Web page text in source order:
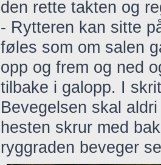
den rette takten og
- Rytteren kan sitte
føles som om salen
opp og frem og ned
tilbake i galopp. I
Bevegelsen skal
hesten skrur med
ryggraden beveger